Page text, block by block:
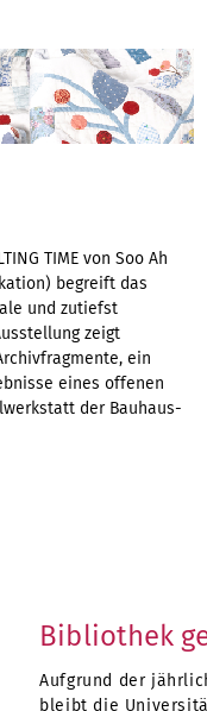
TIME von Soo Ah
begreift das
und zutiefst
zeigt
ein
eines offenen
der Bauhaus-
Bibliothek
Aufgrund der
bleibt die